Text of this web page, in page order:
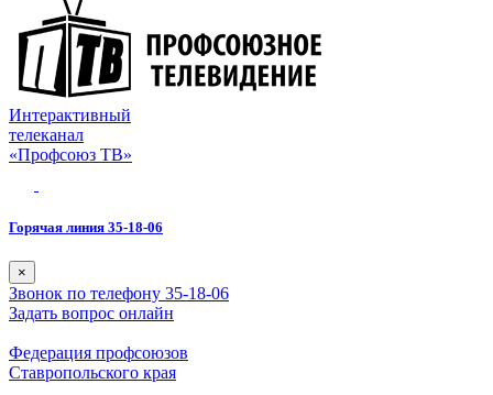
Интерактивный
телеканал
«Профсоюз ТВ»
Горячая линия 35-18-06
×
Звонок по телефону 35-18-06
Задать вопрос онлайн
Федерация профсоюзов
Ставропольского края